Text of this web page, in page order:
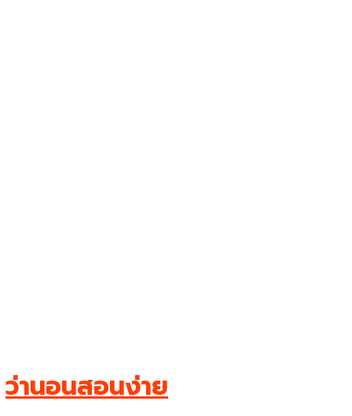
ว่านอนสอนง่าย